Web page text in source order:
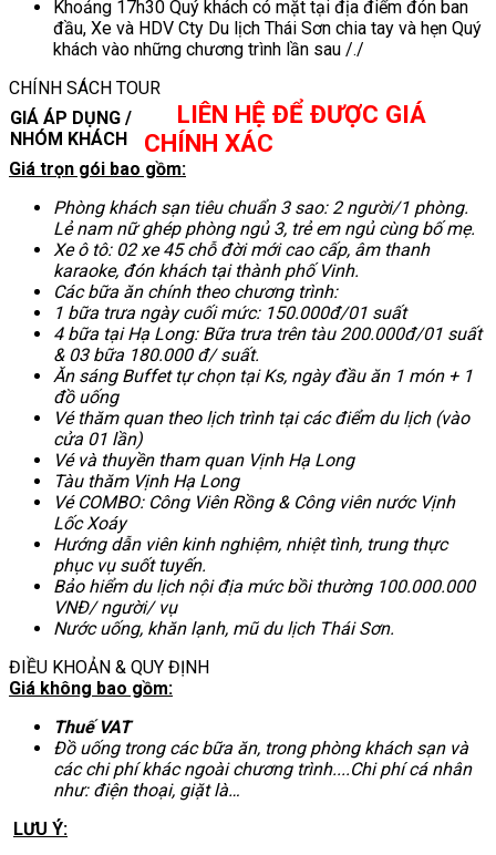
Khoảng 17h30 Quý khách có mặt tại địa điểm đón ban
đầu, Xe và HDV Cty Du lịch Thái Sơn chia tay và hẹn Quý
khách vào những chương trình lần sau /./
CHÍNH SÁCH TOUR
GIÁ ÁP DỤNG /
NHÓM KHÁCH
LIÊN HỆ ĐỂ ĐƯỢC GIÁ
CHÍNH XÁC
Giá trọn gói bao gồm:
Phòng khách sạn tiêu chuẩn 3 sao: 2 người/1 phòng.
Lẻ nam nữ ghép phòng ngủ 3, trẻ em ngủ cùng bố mẹ.
Xe ô tô: 02 xe 45 chỗ đời mới cao cấp, âm thanh
karaoke, đón khách tại thành phố Vinh.
Các bữa ăn chính theo chương trình:
1 bữa trưa ngày cuối mức: 150.000đ/01 suất
4 bữa tại Hạ Long: Bữa trưa trên tàu 200.000đ/01 suất
& 03 bữa 180.000 đ/ suất.
Ăn sáng Buffet tự chọn tại Ks, ngày đầu ăn 1 món + 1
đồ uống
Vé thăm quan theo lịch trình tại các điểm du lịch (vào
cửa 01 lần)
Vé và thuyền tham quan Vịnh Hạ Long
Tàu thăm Vịnh Hạ Long
Vé COMBO: Công Viên Rồng & Công viên nước Vịnh
Lốc Xoáy
Hướng dẫn viên kinh nghiệm, nhiệt tình, trung thực
phục vụ suốt tuyến.
Bảo hiểm du lịch nội địa mức bồi thường 100.000.000
VNĐ/ người/ vụ
Nước uống, khăn lạnh, mũ du lịch Thái Sơn.
ĐIỀU KHOẢN & QUY ĐỊNH
Giá không bao gồm:
Thuế VAT
Đồ uống trong các bữa ăn, trong phòng khách sạn và
các chi phí khác ngoài chương trình....Chi phí cá nhân
như: điện thoại, giặt là…
LƯU Ý: